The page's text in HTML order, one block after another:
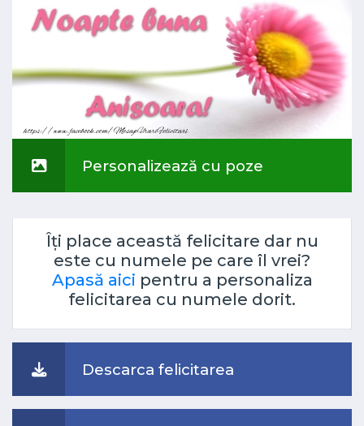
Personalizează cu poze
Îți place această felicitare dar nu
este cu numele pe care îl vrei?
Apasă aici pentru a personaliza
felicitarea cu numele dorit.
Descarca felicitarea